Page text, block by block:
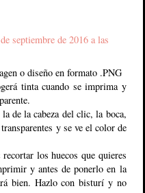
septiembre de 2016 a las
o diseño en formato .PNG
tinta cuando se imprima y
de la cabeza del clic, la boca,
y se ve el color de
los huecos que quieres
y antes de ponerlo en la
bien. Hazlo con bisturí y no